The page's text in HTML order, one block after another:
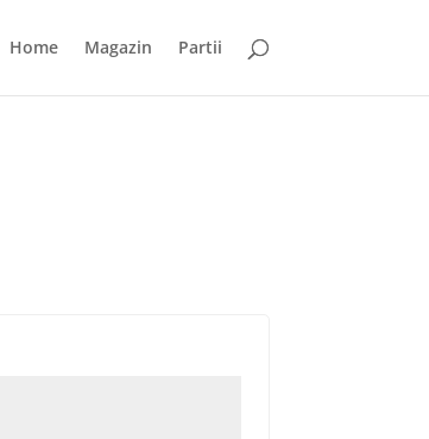
Home Magazin Partii